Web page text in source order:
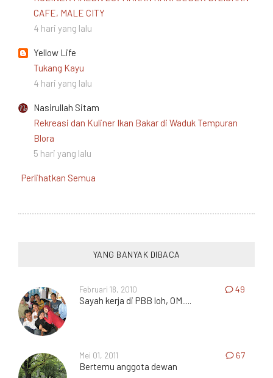
CAFE, MALE CITY
4 hari yang lalu
Yellow Life
Tukang Kayu
4 hari yang lalu
Nasirullah Sitam
Rekreasi dan Kuliner Ikan Bakar di Waduk Tempuran
Blora
5 hari yang lalu
Perlihatkan Semua
YANG BANYAK DIBACA
Februari 18, 2010 49
Sayah kerja di PBB loh, OM.....
Mei 01, 2011 67
Bertemu anggota dewan